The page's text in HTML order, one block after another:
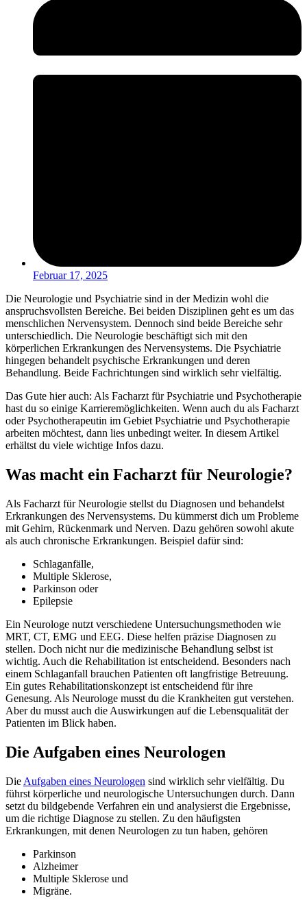
Februar 17, 2025
Die Neurologie und Psychiatrie sind in der Medizin wohl die
anspruchsvollsten Bereiche. Bei beiden Disziplinen geht es um das
menschlichen Nervensystem. Dennoch sind beide Bereiche sehr
unterschiedlich. Die Neurologie beschäftigt sich mit den
körperlichen Erkrankungen des Nervensystems. Die Psychiatrie
hingegen behandelt psychische Erkrankungen und deren
Behandlung. Beide Fachrichtungen sind wirklich sehr vielfältig.
Das Gute hier auch: Als Facharzt für Psychiatrie und Psychotherapie
hast du so einige Karrieremöglichkeiten. Wenn auch du als Facharzt
oder Psychotherapeutin im Gebiet Psychiatrie und Psychotherapie
arbeiten möchtest, dann lies unbedingt weiter. In diesem Artikel
erhältst du viele wichtige Infos dazu.
Was macht ein Facharzt für Neurologie?
Als Facharzt für Neurologie stellst du Diagnosen und behandelst
Erkrankungen des Nervensystems. Du kümmerst dich um Probleme
mit Gehirn, Rückenmark und Nerven. Dazu gehören sowohl akute
als auch chronische Erkrankungen. Beispiel dafür sind:
Schlaganfälle,
Multiple Sklerose,
Parkinson oder
Epilepsie
Ein Neurologe nutzt verschiedene Untersuchungsmethoden wie
MRT, CT, EMG und EEG. Diese helfen präzise Diagnosen zu
stellen. Doch nicht nur die medizinische Behandlung selbst ist
wichtig. Auch die Rehabilitation ist entscheidend. Besonders nach
einem Schlaganfall brauchen Patienten oft langfristige Betreuung.
Ein gutes Rehabilitationskonzept ist entscheidend für ihre
Genesung. Als Neurologe musst du die Krankheiten gut verstehen.
Aber du musst auch die Auswirkungen auf die Lebensqualität der
Patienten im Blick haben.
Die Aufgaben eines Neurologen
Die Aufgaben eines Neurologen sind wirklich sehr vielfältig. Du
führst körperliche und neurologische Untersuchungen durch. Dann
setzt du bildgebende Verfahren ein und analysierst die Ergebnisse,
um die richtige Diagnose zu stellen. Zu den häufigsten
Erkrankungen, mit denen Neurologen zu tun haben, gehören
Parkinson
Alzheimer
Multiple Sklerose und
Migräne.